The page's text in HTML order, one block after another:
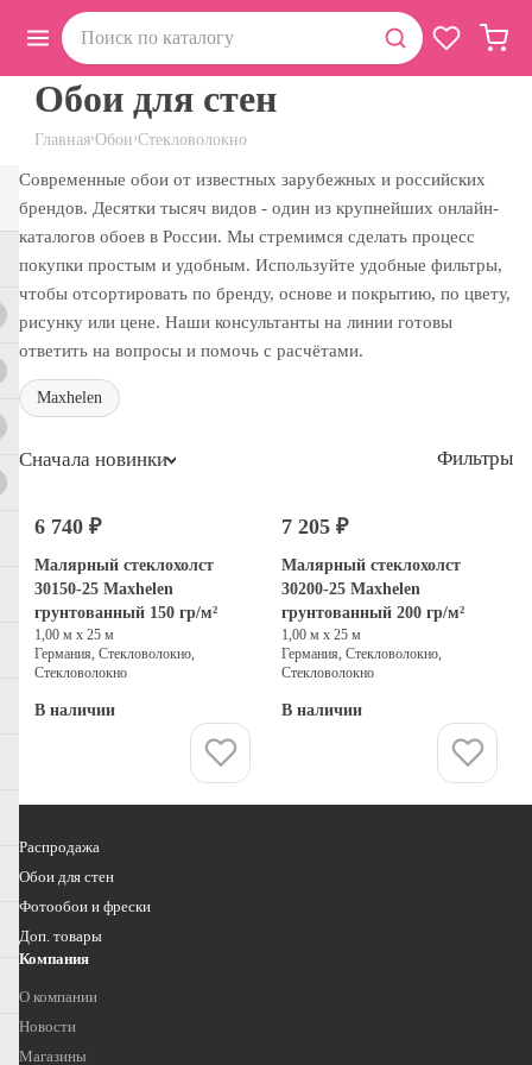
Главная›Обои›Стекловолокно
Обои для стен
Современные обои от известных зарубежных и российских
брендов. Десятки тысяч видов - один из крупнейших онлайн-
каталогов обоев в России. Мы стремимся сделать процесс
покупки простым и удобным. Используйте удобные фильтры,
чтобы отсортировать по бренду, основе и покрытию, по цвету,
рисунку или цене. Наши консультанты на линии готовы
ответить на вопросы и помочь с расчётами.
Maxhelen
Сначала новинки Фильтры
6 740 ₽
Малярный стеклохолст
30150-25 Maxhelen
грунтованный 150 гр/м²
1,00 м х 25 м
Германия, Стекловолокно,
Стекловолокно
В наличии
7 205 ₽
Малярный стеклохолст
30200-25 Maxhelen
грунтованный 200 гр/м²
1,00 м х 25 м
Германия, Стекловолокно,
Стекловолокно
В наличии
Распродажа
Обои для стен
Фотообои и фрески
Доп. товары
Компания
О компании
Новости
Магазины